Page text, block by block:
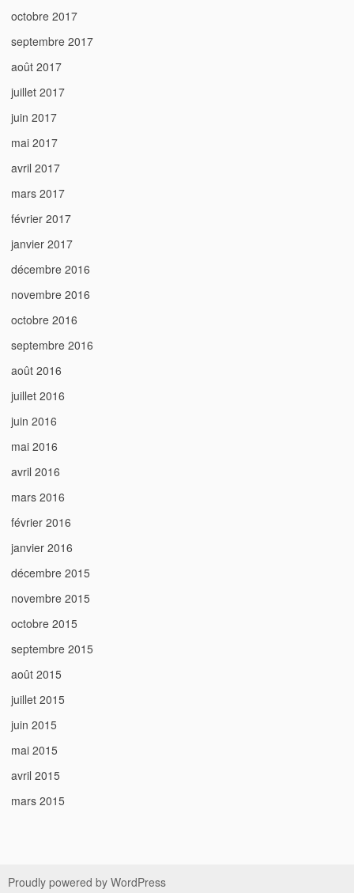
octobre 2017
septembre 2017
août 2017
juillet 2017
juin 2017
mai 2017
avril 2017
mars 2017
février 2017
janvier 2017
décembre 2016
novembre 2016
octobre 2016
septembre 2016
août 2016
juillet 2016
juin 2016
mai 2016
avril 2016
mars 2016
février 2016
janvier 2016
décembre 2015
novembre 2015
octobre 2015
septembre 2015
août 2015
juillet 2015
juin 2015
mai 2015
avril 2015
mars 2015
Proudly powered by WordPress